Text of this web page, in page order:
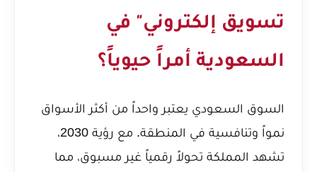
تسويق إلكتروني" في
السعودية أمراً حيوياً؟
السوق السعودي يعتبر واحداً من أكثر الأسواق
نمواً وتنافسية في المنطقة. مع رؤية 2030،
تشهد المملكة تحولاً رقمياً غير مسبوق، مما